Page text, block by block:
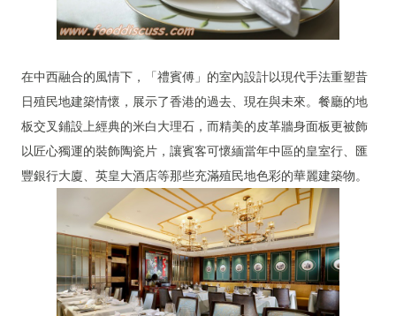
在中西融合的風情下，「禮賓傅」的室內設計以現代手法重塑昔
日殖民地建築情懷，展示了香港的過去、現在與未來。餐廳的地
板交叉鋪設上經典的米白大理石，而精美的皮革牆身面板更被飾
以匠心獨運的裝飾陶瓷片，讓賓客可懷緬當年中區的皇室行、匯
豐銀行大廈、英皇大酒店等那些充滿殖民地色彩的華麗建築物。